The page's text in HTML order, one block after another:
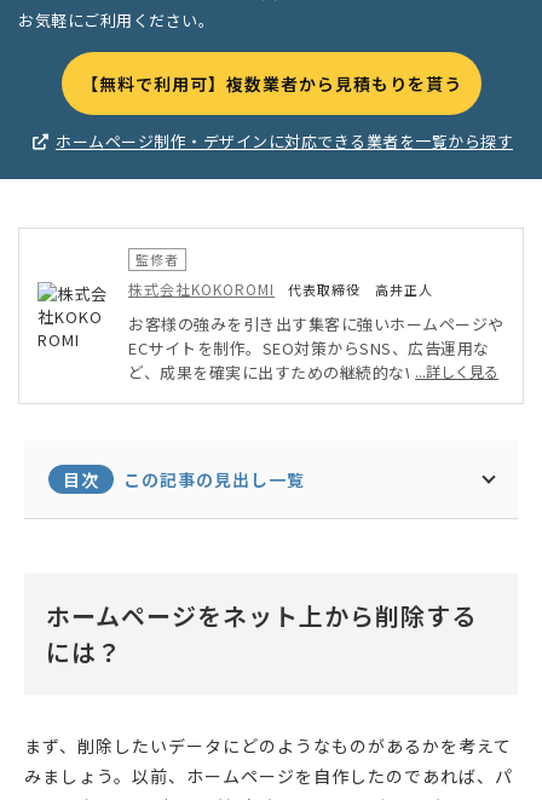
お気軽にご利用ください。
【無料で利用可】複数業者から見積もりを貰う
ホームページ制作・デザインに対応できる業者を一覧から探す
監修者
株式会社KOKOROMI 代表取締役 高井正人
お客様の強みを引き出す集客に強いホームページや
ECサイトを制作。SEO対策からSNS、広告運用な
ど、成果を確実に出すための継続的なWEBマーケテ
形でのIT導入も行っている。
...詳しく見る
目次 この記事の見出し一覧
ホームページをネット上から削除する
には？
まず、削除したいデータにどのようなものがあるかを考えて
みましょう。以前、ホームページを自作したのであれば、パ